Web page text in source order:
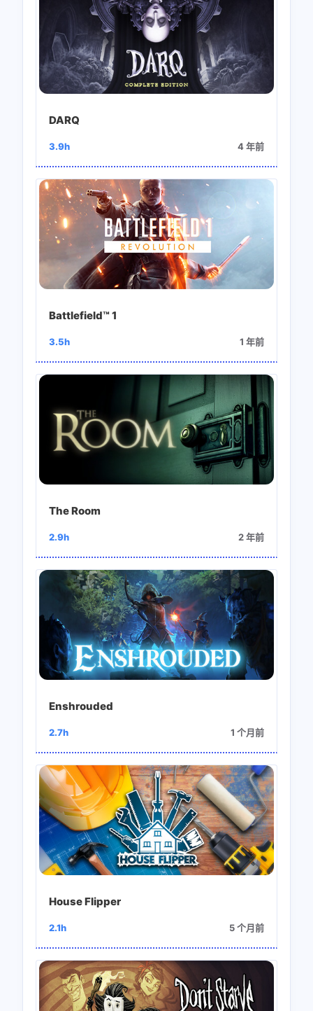
DARQ
3.9h 4 年前
Battlefield™ 1
3.5h 1 年前
The Room
2.9h 2 年前
Enshrouded
2.7h 1 个月前
House Flipper
2.1h 5 个月前